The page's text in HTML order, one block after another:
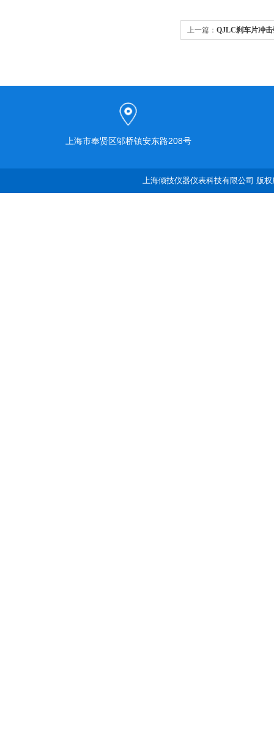
上一篇： QJLC刹车片冲
上海市奉贤区邬桥镇安东路208号
上海倾技仪器仪表科技有限公司 版